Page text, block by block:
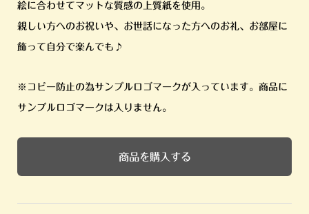
絵に合わせてマットな質感の上質紙を使用。
親しい方へのお祝いや、お世話になった方へのお礼、お部屋に
飾って自分で楽んでも♪
※コピー防止の為サンプルロゴマークが入っています。商品に
サンプルロゴマークは入りません。
商品を購入する